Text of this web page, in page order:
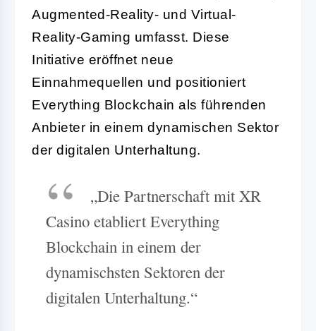
Augmented-Reality- und Virtual-
Reality-Gaming umfasst. Diese
Initiative eröffnet neue
Einnahmequellen und positioniert
Everything Blockchain als führenden
Anbieter in einem dynamischen Sektor
der digitalen Unterhaltung.
„Die Partnerschaft mit XR
Casino etabliert Everything
Blockchain in einem der
dynamischsten Sektoren der
digitalen Unterhaltung.“